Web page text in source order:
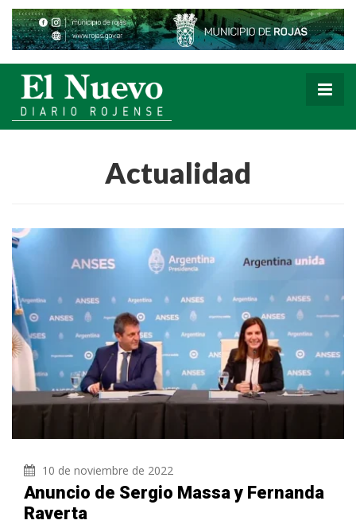
Actualidad
10 de noviembre de 2022
Anuncio de Sergio Massa y Fernanda
Raverta